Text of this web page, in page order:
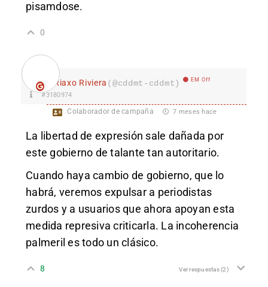
pisamdose.
0
Riaxo Riviera (@cddmt-cddmt) EM Off
#3180974
Colaborador de campaña 7 meses hace
La libertad de expresión sale dañada por
este gobierno de talante tan autoritario.
Cuando haya cambio de gobierno, que lo
habrá, veremos expulsar a periodistas
zurdos y a usuarios que ahora apoyan esta
medida represiva criticarla. La incoherencia
palmeril es todo un clásico.
8 Ver respuestas(2)